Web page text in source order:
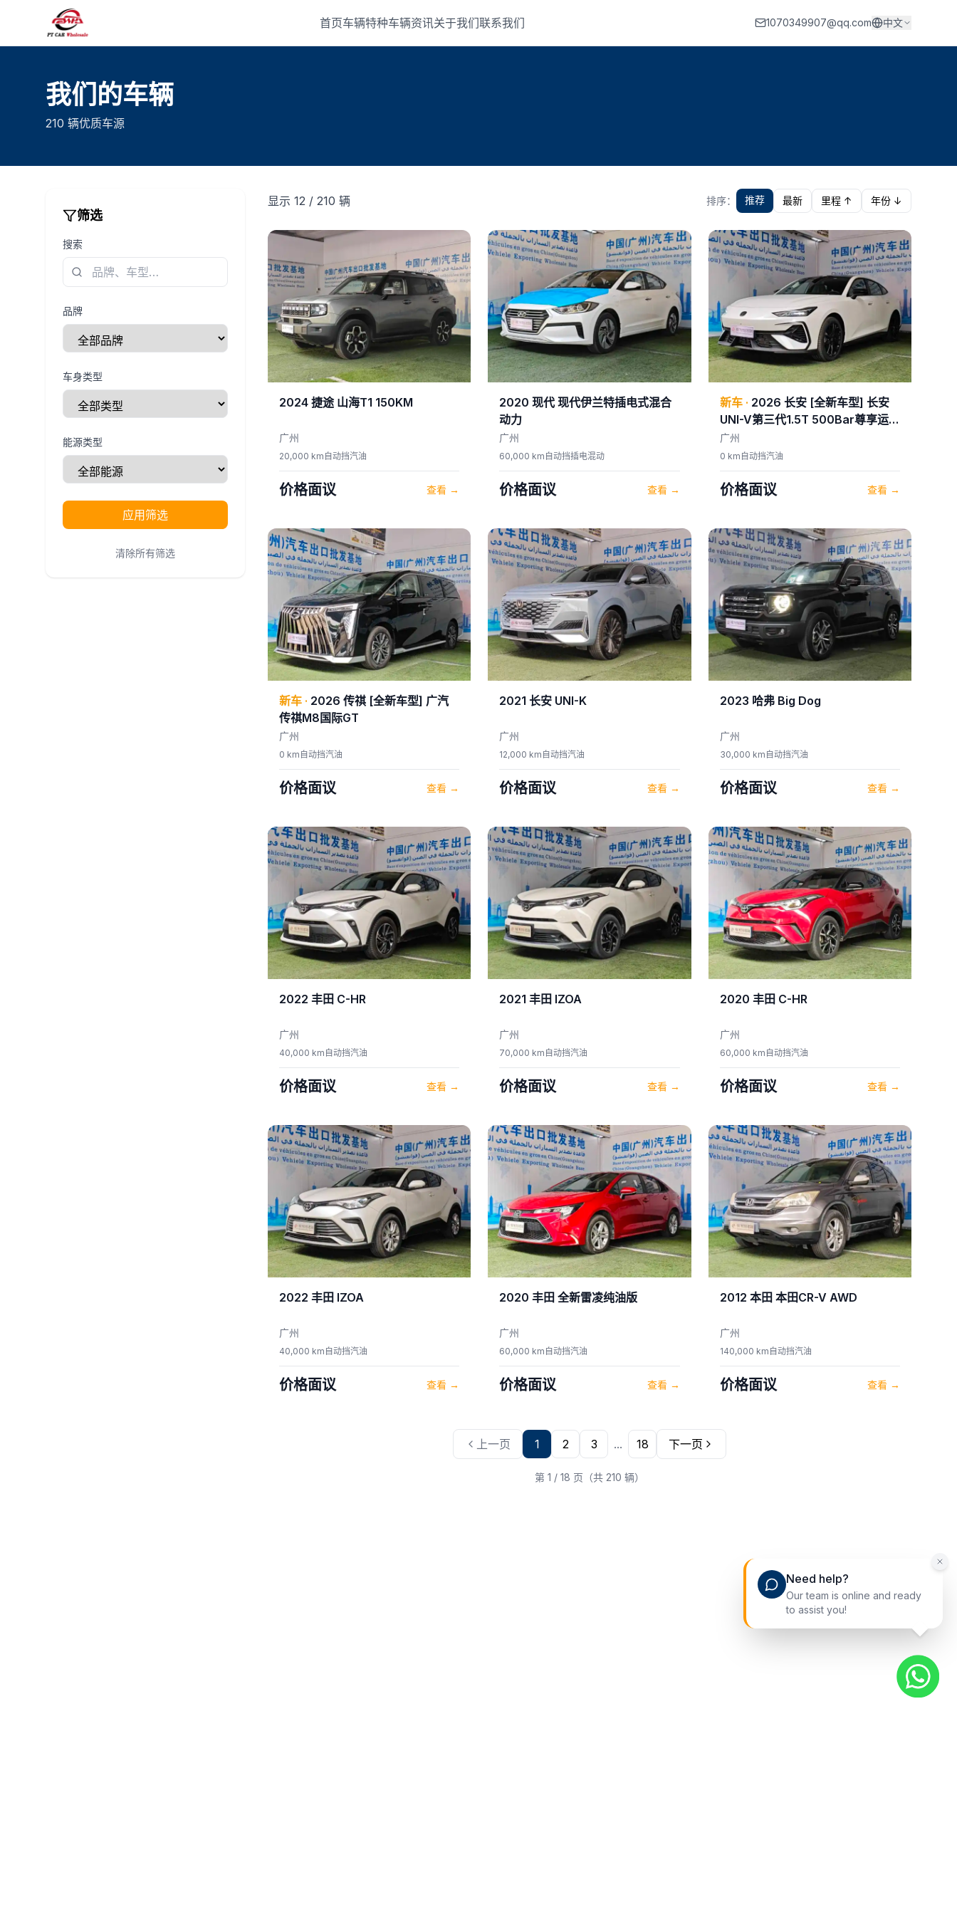
首页车辆特种车辆资讯关于我们联系我们 1070349907@qq.com 中文
我们的车辆
210 辆优质车源
筛选
搜索
品牌
车身类型
能源类型
应用筛选
清除所有筛选
显示 12 / 210 辆 排序： 推荐 最新 里程 ↑ 年份 ↓
2024 捷途 山海T1 150KM
广州
20,000 km 自动挡汽油
价格面议 查看 →
2020 现代 现代伊兰特插电式混合
动力
广州
60,000 km 自动挡插电混动
价格面议 查看→
新车· 2026 长安 [全新车型] 长安
UNI-V第三代1.5T 500Bar尊享运
动版
广州
0 km 自动挡汽油
价格面议 查看→
新车 · 2026 传祺 [全新车型] 广汽
传祺M8国际GT
广州
0 km 自动挡汽油
价格面议 查看 →
2021 长安 UNI-K
广州
12,000 km 自动挡汽油
价格面议 查看→
2023 哈弗 Big Dog
广州
30,000 km 自动挡汽油
价格面议 查看→
2022 丰田 C-HR
广州
40,000 km 自动挡汽油
价格面议 查看 →
2021 丰田 IZOA
广州
70,000 km 自动挡汽油
价格面议 查看→
2020 丰田 C-HR
广州
60,000 km 自动挡汽油
价格面议 查看→
2022 丰田 IZOA
广州
40,000 km 自动挡汽油
价格面议 查看 →
2020 丰田 全新雷凌纯油版
广州
60,000 km 自动挡汽油
价格面议 查看→
2012 本田 本田CR-V AWD
广州
140,000 km 自动挡汽油
价格面议 查看→
上一页 1 2 3 ... 18 下一页
第 1 / 18 页（共 210 辆）
Need help?
Our team is online and ready
to assist you!